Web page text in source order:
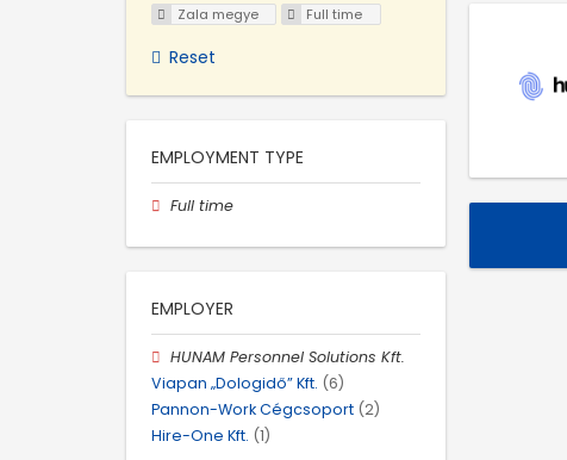
Zala megye
Full time
Reset
EMPLOYMENT TYPE
Full time
EMPLOYER
HUNAM Personnel Solutions Kft.
Viapan „Dologidő” Kft. (6)
Pannon-Work Cégcsoport (2)
Hire-One Kft. (1)